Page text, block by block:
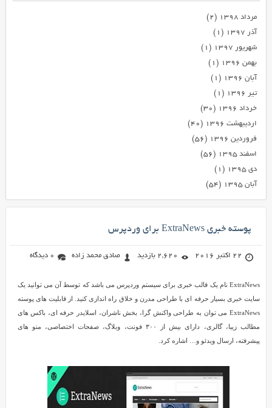
مرداد ۱۳۹۸
(۲)
آذر ۱۳۹۷
(۱)
شهریور ۱۳۹۷
(۱)
بهمن ۱۳۹۶
(۱)
آبان ۱۳۹۶
(۱)
تیر ۱۳۹۶
(۱)
خرداد ۱۳۹۶
(۳۰)
اردیبهشت ۱۳۹۶
(۴۰)
فروردین ۱۳۹۶
(۵۶)
اسفند ۱۳۹۵
(۵۶)
دی ۱۳۹۵
(۱)
آبان ۱۳۹۵
(۵۴)
پوسته خبری ExtraNews برای وردپرس
22 اکتبر 2016 2,620 بازدید صادق محمد زاده 0 دیدگاه
ExtraNews نام یک قالب خبری برای سیستم وردپرس می باشد که توسط آن می توانید یک
سایت خبری بسیار حرفه ای با طراحی مدرن و خلاق راه اندازی کنید. از قابلیت های پوسته
ExtraNews می توان به طراحی واکنش گرا، بخش ناشران، اسلایدر حرفه ای، باکس های
مطالب زیبا، گالری، دارای بیش از ۳۰۰ فونت، وبلاگ، صفحات اختصاصی، منو های
پیشرفته، ارسال ویدئو و… اشاره کرد.